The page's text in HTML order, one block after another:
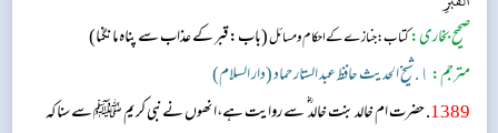
صحیح بخاری:کتاب: جنازے کے احکام و مسائل(باب: قبر کے عذاب سے پناہ مانگنا)
مترجم: ١. شیخ الحدیث حافظ عبد الستار حماد (دار السلام)
1389 . حضرت ام خالد بنت خالد ؓ سے روایت ہے،انھوں نےنبی کریم ﷺ سے سنا کہ